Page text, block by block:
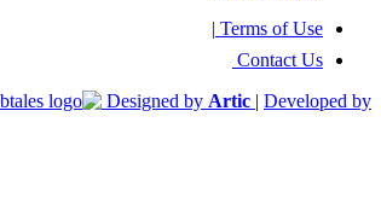
Terms of Use
|
Contact Us
Designed by Artic | Developed by